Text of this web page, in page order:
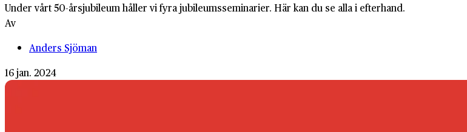
Under vårt 50-årsjubileum håller vi fyra jubileumsseminarier. Här kan du se alla i efterhand.
Av
Anders Sjöman
16 jan. 2024